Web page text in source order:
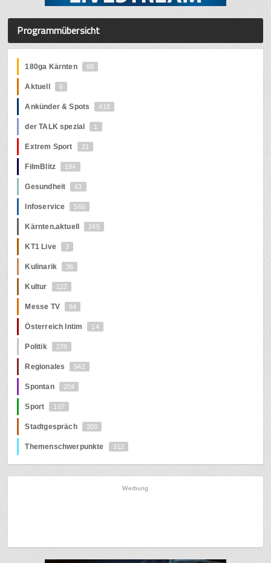
Programmübersicht
180ga Kärnten 68
Aktuell 6
Ankünder & Spots 418
der TALK spezial 1
Extrem Sport 21
FilmBlitz 194
Gesundheit 63
Infoservice 560
Kärnten.aktuell 245
KT1 Live 3
Kulinarik 36
Kultur 122
Messe TV 94
Österreich Intim 14
Politik 278
Regionales 942
Spontan 204
Sport 107
Stadtgespräch 300
Themenschwerpunkte 212
Werbung